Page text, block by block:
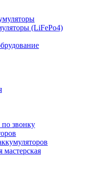
(LiFePo4)
по звонку
мастерская